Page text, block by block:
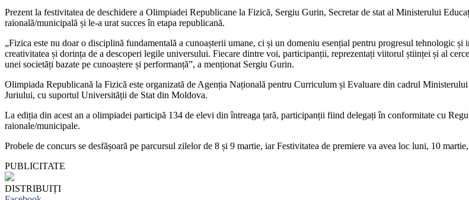
Prezent la festivitatea de deschidere a Olimpiadei Republicane la Fizică, Sergiu Gurin, Secretar de stat al Ministerului
raională/municipală și le-a urat succes în etapa republicană.
„Fizica este nu doar o disciplină fundamentală a cunoașterii umane, ci și un domeniu esențial pentru progresul tehnologic
creativitatea și dorința de a descoperi legile universului. Fiecare dintre voi, participanții, reprezentați viitorul științei și al
unei societăți bazate pe cunoaștere și performanță”, a menționat Sergiu Gurin.
Olimpiada Republicană la Fizică este organizată de Agenția Națională pentru Curriculum și Evaluare din cadrul
Juriului, cu suportul Universității de Stat din Moldova.
La ediția din acest an a olimpiadei participă 134 de elevi din întreaga țară, participanții fiind delegați în conformitate cu
raionale/municipale.
Probele de concurs se desfășoară pe parcursul zilelor de 8 și 9 martie, iar Festivitatea de premiere va avea loc luni, 10
PUBLICITATE
DISTRIBUIȚI